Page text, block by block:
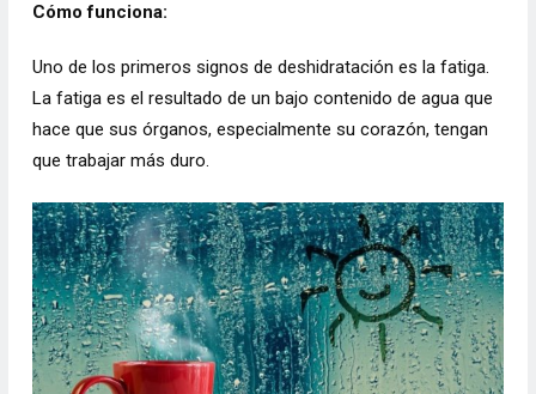
Cómo funciona:
Uno de los primeros signos de deshidratación es la fatiga.
La fatiga es el resultado de un bajo contenido de agua que
hace que sus órganos, especialmente su corazón, tengan
que trabajar más duro.